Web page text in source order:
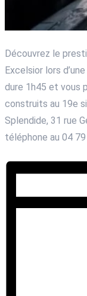
Découvrez le
Excelsior lors
dure 1h45 et vous
construits au 19e
Splendide, 31 rue
téléphone au 04